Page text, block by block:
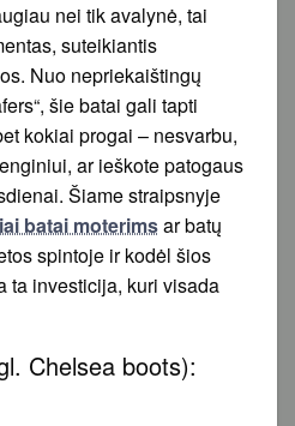
nei tik avalynė, tai
suteikiantis
Nuo nepriekaištingų
šie batai gali tapti
kokiai progai – nesvarbu,
ar ieškote patogaus
Šiame straipsnyje
batai moterimsar batų
spintoje ir kodėl šios
ta investicija, kuri visada
Chelsea boots):